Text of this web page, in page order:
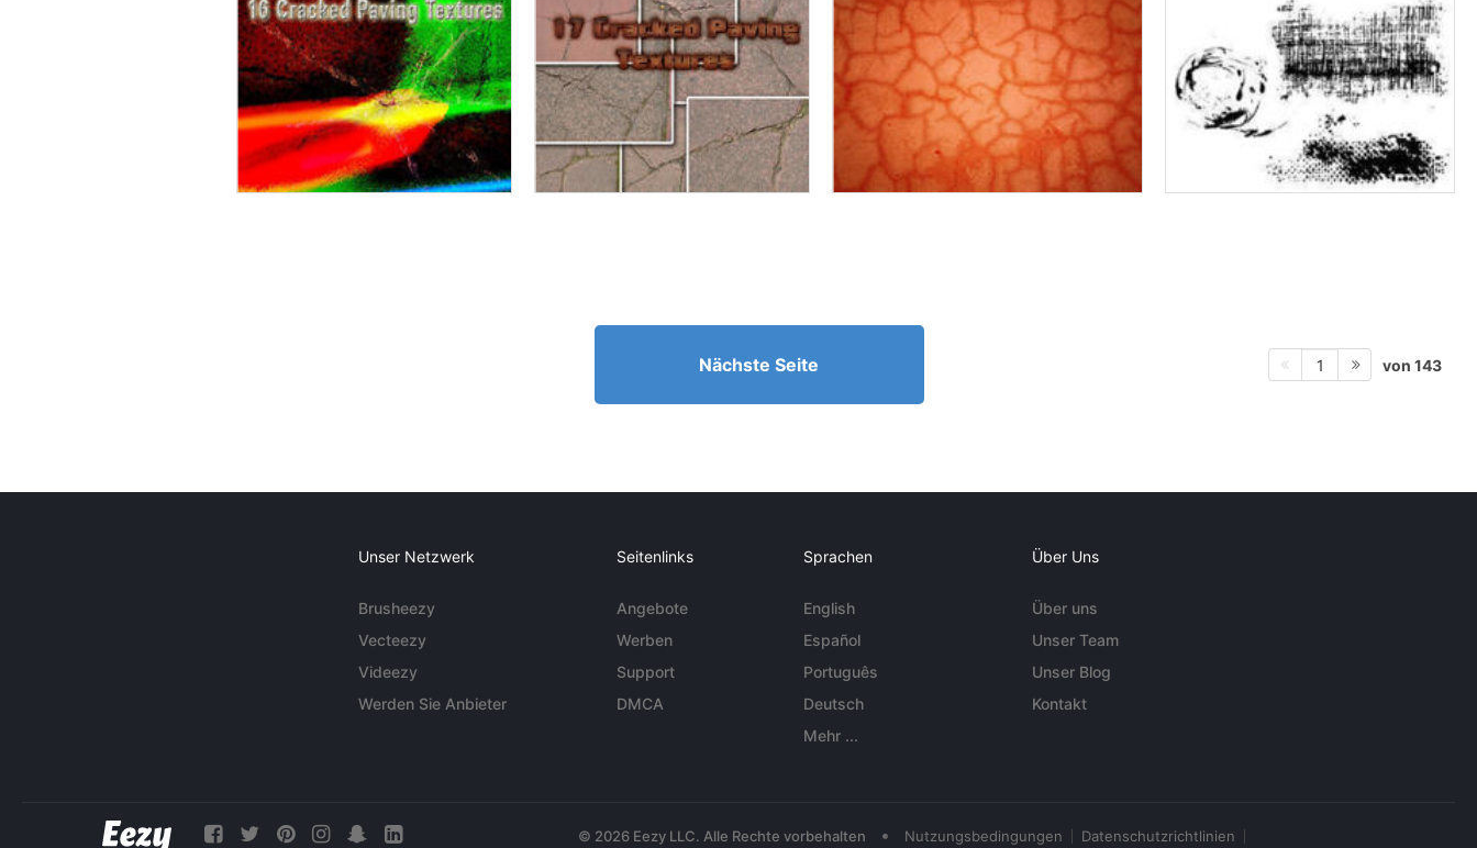
Nächste Seite 1 von 143
Unser Netzwerk
Brusheezy
Vecteezy
Videezy
Werden Sie Anbieter
Seitenlinks
Angebote
Werben
Support
DMCA
Sprachen
English
Español
Português
Deutsch
Mehr ...
Über Uns
Über uns
Unser Team
Unser Blog
Kontakt
© 2026 Eezy LLC. Alle Rechte vorbehalten • Nutzungsbedingungen Datenschutzrichtlinien